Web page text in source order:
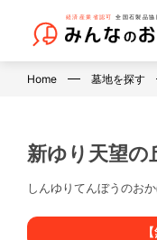
Home 墓地を探す
新ゆり天望の
しんゆりてんぼうのお